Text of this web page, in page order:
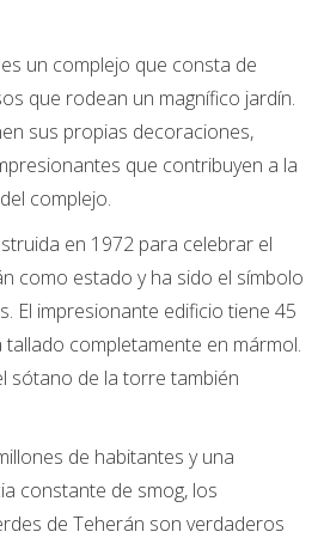
un complejo que consta de
que rodean un magnífico jardín.
sus propias decoraciones,
que contribuyen a la
complejo.
en 1972 para celebrar el
como estado y ha sido el símbolo
El impresionante edificio tiene 45
completamente en mármol.
sótano de la torre también
de habitantes y una
constante de smog, los
de Teherán son verdaderos